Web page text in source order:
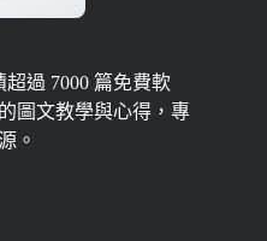
過 7000 篇免費軟
圖文教學與心得，專
。